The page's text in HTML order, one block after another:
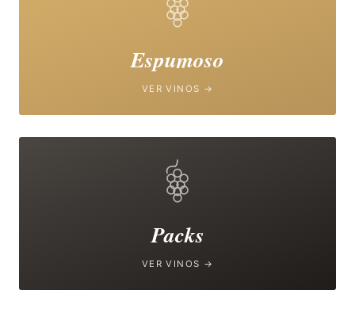
Espumoso
VER VINOS →
Packs
VER VINOS →